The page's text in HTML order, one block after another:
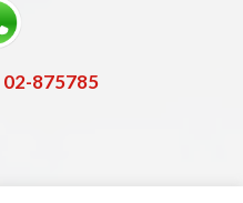
02-875785